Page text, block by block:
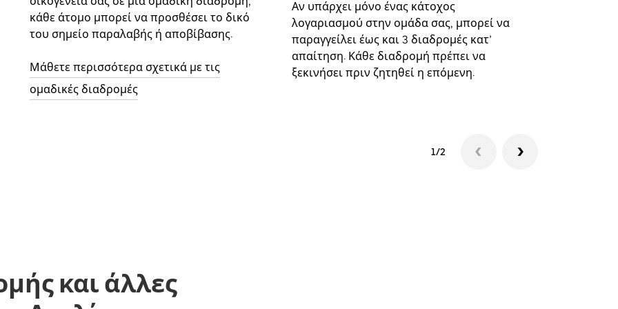
κάθε άτομο μπορεί να προσθέσει το δικό
του σημείο παραλαβής ή αποβίβασης.
Μάθετε περισσότερα σχετικά με τις
ομαδικές διαδρομές
Αν υπάρχει μόνο ένας κάτοχος
λογαριασμού στην ομάδα σας, μπορεί να
παραγγείλει έως και 3 διαδρομές κατ’
απαίτηση. Κάθε διαδρομή πρέπει να
ξεκινήσει πριν ζητηθεί η επόμενη.
1/2
και άλλες